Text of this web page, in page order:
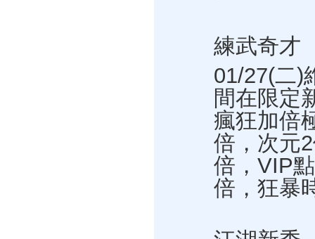
練武奇才
01/27(二)
間在限定
瘋狂加倍
倍，次元
倍，VIP
倍，狂暴